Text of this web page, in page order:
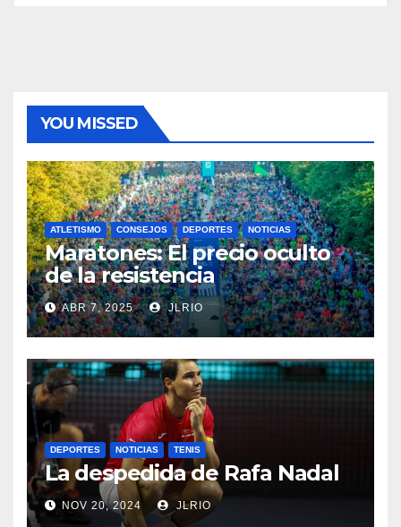
YOU MISSED
ATLETISMO CONSEJOS DEPORTES NOTICIAS
Maratones: El precio oculto
de la resistencia
ABR 7, 2025 JLRIO
DEPORTES NOTICIAS TENIS
La despedida de Rafa Nadal
NOV 20, 2024 JLRIO